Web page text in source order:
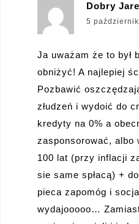
Dobry
5
Ja uważam że to był
obniżyć! A najlepiej
Pozbawić
złudzeń i wydoić do
kredyty na 0% a
zasponsorować, albo
100 lat (przy inflacji
sie same spłacą) +
pieca zapomóg i
wydajooooo…